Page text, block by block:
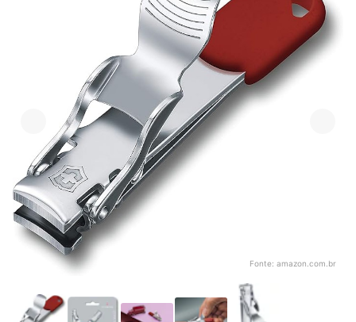
Fonte: amazon.com.br